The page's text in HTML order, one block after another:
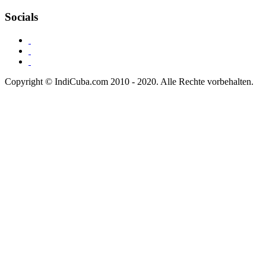
Socials
Copyright © IndiCuba.com 2010 - 2020. Alle Rechte vorbehalten.